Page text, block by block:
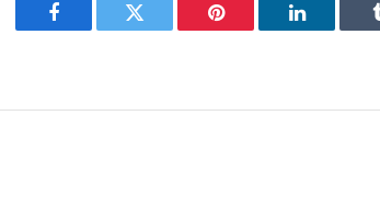
Facebook Twitter Pinterest LinkedIn